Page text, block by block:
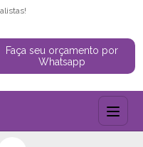
Faça seu orçamento por
Whatsapp